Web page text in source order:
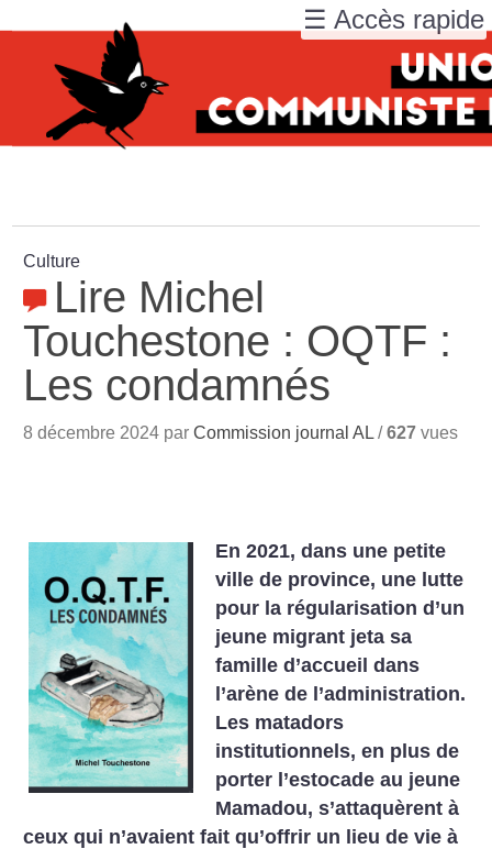
Culture
Lire Michel
Touchestone : OQTF :
Les condamnés
8 décembre 2024 parCommission journal AL /627 vues
En 2021, dans une petite
ville de province, une lutte
pour la régularisation d’un
jeune migrant jeta sa
famille d’accueil dans
l’arène de l’administration.
Les matadors
institutionnels, en plus de
porter l’estocade au jeune
Mamadou, s’attaquèrent à
ceux qui n’avaient fait qu’offrir un lieu de vie à
☰ Accès rapide